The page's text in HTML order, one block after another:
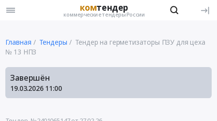
комтендер
коммерческие тендеры России
Главная Тендеры
Тендер на герметизаторы ПЗУ для цеха
№ 13 НПЗ
Завершён
19.03.2026 11:00